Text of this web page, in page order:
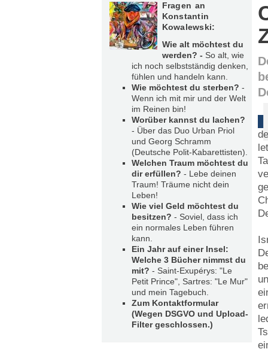
Fragen an
Konstantin
Kowalewski:
Wie alt möchtest du
werden? - So alt, wie
ich noch selbstständig denken,
fühlen und handeln kann.
Wie möchtest du sterben? -
Wenn ich mit mir und der Welt
im Reinen bin!
Worüber kannst du lachen?
- Über das Duo Urban Priol
und Georg Schramm
(Deutsche Polit-Kabarettisten).
Welchen Traum möchtest du
dir erfüllen? - Lebe deinen
Traum! Träume nicht dein
Leben!
Wie viel Geld möchtest du
besitzen? - Soviel, dass ich
ein normales Leben führen
kann.
Ein Jahr auf einer Insel:
Welche 3 Bücher nimmst du
mit? - Saint-Exupérys: "Le
Petit Prince", Sartres: "Le Mur"
und mein Tagebuch.
Zum Kontaktformular
(Wegen DSGVO und Upload-
Filter geschlossen.)